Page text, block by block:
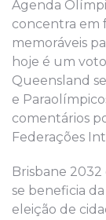
Agenda
concentra em
memoráveis
hoje é um
Queensland
e
comentários
Federações
Brisbane
se beneficia
eleição de